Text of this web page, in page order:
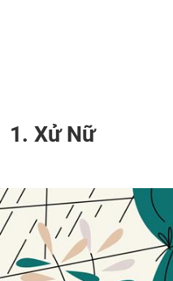
1. Xử Nữ